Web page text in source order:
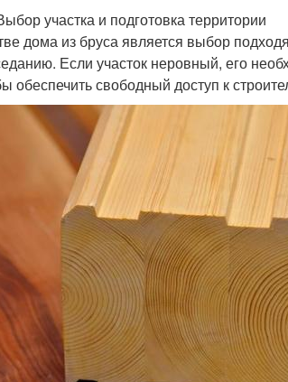
участка и подготовка территории
дома из бруса является выбор
Если участок неровный, его
обеспечить свободный доступ к